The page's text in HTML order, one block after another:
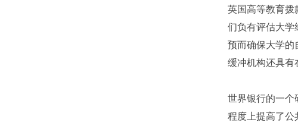
英国高等教育拨
们负有评估大学
预而确保大学的
缓冲机构还具有
世界银行的一个
程度上提高了公